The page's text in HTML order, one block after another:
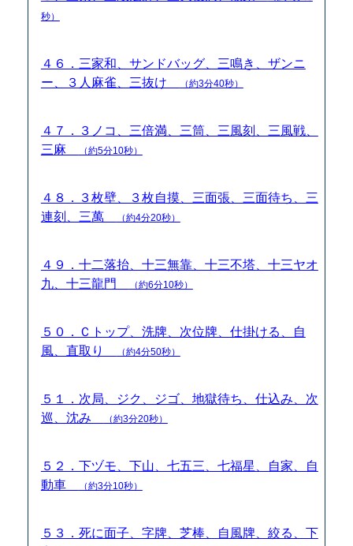
秒）
４６．三家和、サンドバッグ、三鳴き、ザンニ
ー、３人麻雀、三抜け
（約3分40秒）
４７．３ノコ、三倍満、三筒、三風刻、三風戦、
三麻
（約5分10秒）
４８．３枚壁、３枚自摸、三面張、三面待ち、三
連刻、三萬
（約4分20秒）
４９．十二落抬、十三無靠、十三不塔、十三ヤオ
九、十三龍門
（約6分10秒）
５０．Ｃトップ、洗牌、次位牌、仕掛ける、自
風、直取り
（約4分50秒）
５１．次局、ジク、ジゴ、地獄待ち、仕込み、次
巡、沈み
（約3分20秒）
５２．下ヅモ、下山、七五三、七福星、自家、自
動車
（約3分10秒）
５３．死に面子、字牌、芝棒、自風牌、絞る、下